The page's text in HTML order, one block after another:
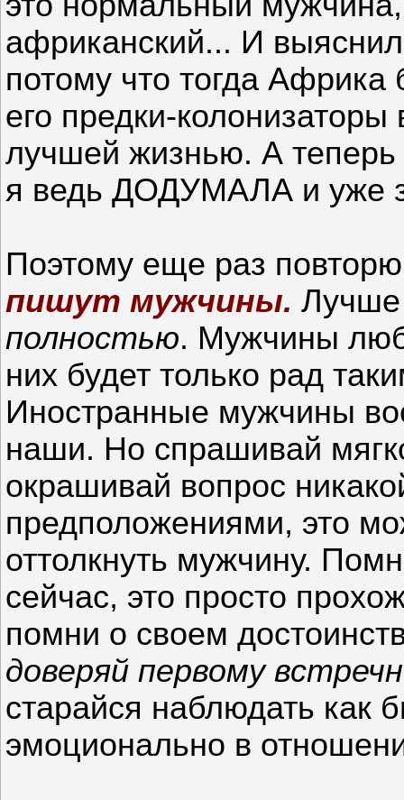
африканский... И
потому что тогда Африка
его предки-
лучшей жизнью. А
я ведь ДОДУМАЛА и уже
Поэтому еще раз
пишут мужчины.
полностью. Мужчины
них будет только рад
Иностранные мужчины
наши. Но спрашивай
окрашивай вопрос
предположениями, это
оттолкнуть мужчину.
сейчас, это просто
помни о своем
доверяй первому
старайся наблюдать как
эмоционально в